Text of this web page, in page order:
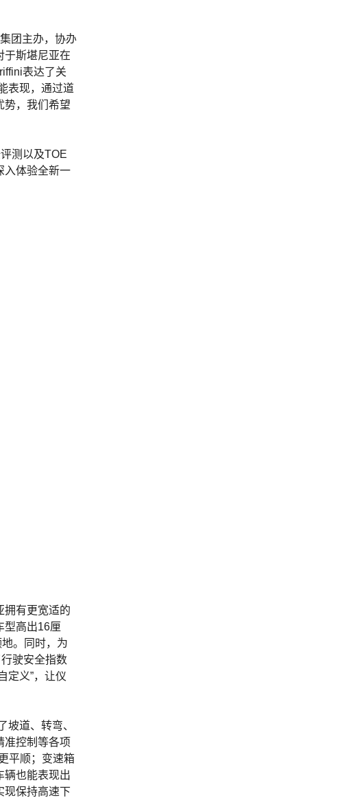
团主办，协办
于斯堪尼亚在
表达了关
表现，通过道
势，我们希望
测以及TOE
入体验全新一
拥有更宽适的
型高出16厘
。同时，为
驶安全指数
定义”，让仪
道、转弯、
准控制等各项
平顺；变速箱
辆也能表现出
现保持高速下